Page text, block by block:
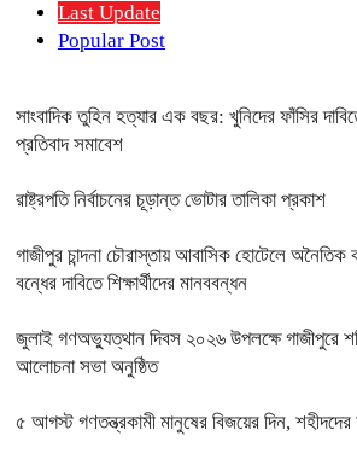
Last Update
Popular Post
সাংবাদিক তুহিন হত্যার এক বছর: খুনিদের ফাঁসির
প্রতিবাদ সমাবেশ
রাষ্ট্রপতি নির্বাচনের চূড়ান্ত ভোটার তালিকা প্রকাশ
গাজীপুর চান্দনা চৌরাস্তায় আবাসিক হোটেলে
বন্ধের দাবিতে শিক্ষার্থীদের মানববন্ধন
জুলাই গণঅভ্যুত্থান দিবস ২০২৬ উপলক্ষে গাজীপুরে
আলোচনা সভা অনুষ্ঠিত
৫ আগস্ট গণতন্ত্রকামী মানুষের বিজয়ের দিন, শহীদদের